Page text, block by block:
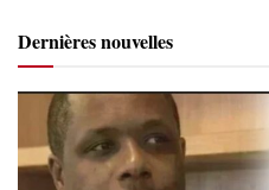
Dernières nouvelles